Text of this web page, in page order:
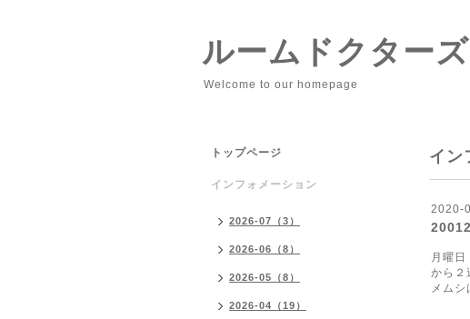
ルームドクター
Welcome to our homepage
イン
2020-
月曜
から２
メム
トップページ
インフォメーション
2026-07（3）
2026-06（8）
2026-05（8）
2026-04（19）